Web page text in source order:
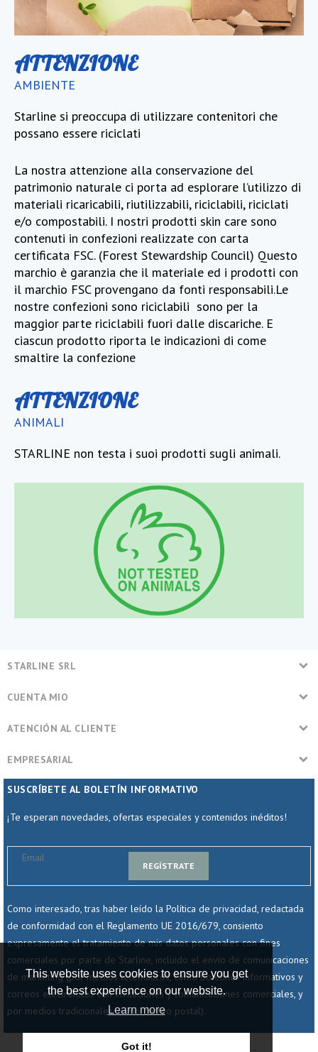
This website uses cookies to ensure you get
the best experience on our website.
Learn more
Got it!
ATTENZIONE
AMBIENTE
Starline si preoccupa di utilizzare contenitori che
possano essere riciclati
La nostra attenzione alla conservazione del
patrimonio naturale ci porta ad esplorare l’utilizzo di
materiali ricaricabili, riutilizzabili, riciclabili, riciclati
e/o compostabili. I nostri prodotti skin care sono
contenuti in confezioni realizzate con carta
certificata FSC. (Forest Stewardship Council) Questo
marchio è garanzia che il materiale ed i prodotti con
il marchio FSC provengano da fonti responsabili.Le
nostre confezioni sono riciclabili sono per la
maggior parte riciclabili fuori dalle discariche. E
ciascun prodotto riporta le indicazioni di come
smaltire la confezione
ATTENZIONE
ANIMALI
STARLINE non testa i suoi prodotti sugli animali.
STARLINE SRL
CUENTA MIO
ATENCIÓN AL CLIENTE
EMPRESARIAL
SUSCRÍBETE AL BOLETÍN INFORMATIVO
¡Te esperan novedades, ofertas especiales y contenidos inéditos!
REGÍSTRATE
Como interesado, tras haber leído la Política de privacidad, redactada
de conformidad con el Reglamento UE 2016/679, consiento
expresamente el tratamiento de mis datos personales con fines
comerciales por parte de Starline, incluido el envío de comunicaciones
de marketing (por medios telemáticos, como boletines informativos y
correos electrónicos con invitaciones y comunicaciones comerciales, y
por medios tradicionales, como correo postal).
© 2025 - Starline Srl - Società Unipersonale -